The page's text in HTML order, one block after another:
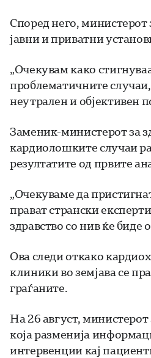
Според него, министерот
јавни и приватни
„Очекувам како
проблематичните
неутрален и објективен
Заменик-министерот за
кардиолошките случаи
резултатите од првите
„Очекуваме да
прават странски
здравство со нив ќе биде
Ова следи откако
клиники во земјава се
граѓаните.
На 26 август,
која разменија
интервенции кај